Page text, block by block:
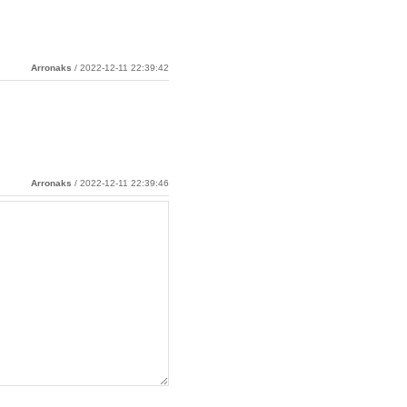
Arronaks / 2022-12-11 22:39:42
Arronaks / 2022-12-11 22:39:46